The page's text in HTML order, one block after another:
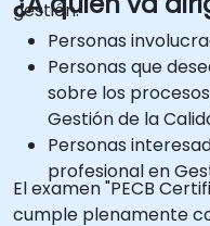
gestión.
Personas
Personas que
sobre los
Gestión de la
Personas
profesional en
El examen "PECB
cumple plenamente